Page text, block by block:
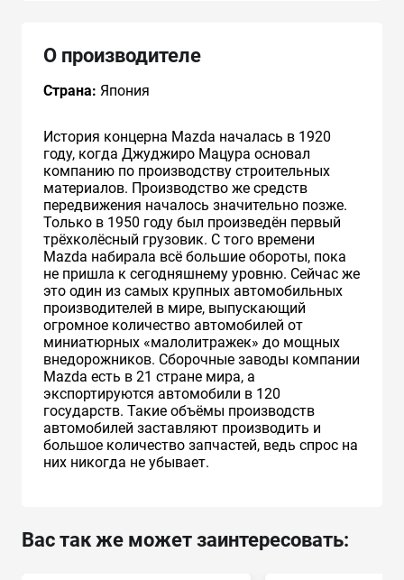
О производителе
Страна: Япония
История концерна Mazda началась в 1920
году, когда Джуджиро Мацура основал
компанию по производству строительных
материалов. Производство же средств
передвижения началось значительно позже.
Только в 1950 году был произведён первый
трёхколёсный грузовик. С того времени
Mazda набирала всё большие обороты, пока
не пришла к сегодняшнему уровню. Сейчас же
это один из самых крупных автомобильных
производителей в мире, выпускающий
огромное количество автомобилей от
миниатюрных «малолитражек» до мощных
внедорожников. Сборочные заводы компании
Mazda есть в 21 стране мира, а
экспортируются автомобили в 120
государств. Такие объёмы производств
автомобилей заставляют производить и
большое количество запчастей, ведь спрос на
них никогда не убывает.
Вас так же может заинтересовать: